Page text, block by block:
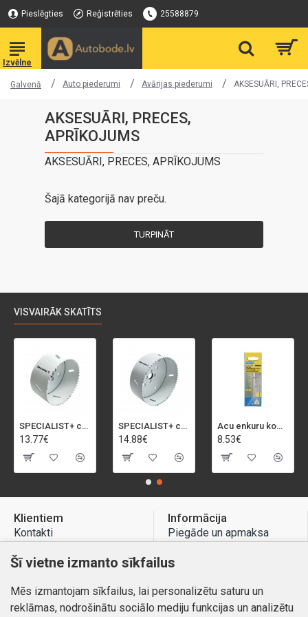
Pieslēgties Reģistrēties 25588879
Galvenā Auto piederumi Avārijas piederumi AKSESUĀRI,
AKSESUĀRI, PRECES,
APRĪKOJUMS
AKSESUĀRI, PRECES, APRĪKOJUMS
Šajā kategorijā nav preču.
TURPINĀT
VISVAIRĀK SKATĪTS
SPECIALIST+ caurumu zāģis BI-METAL, 92 mm
13.77€
SPECIALIST+ caurumu zāģis BI-METAL, 98 mm
14.88€
Acu enkuru komplekts, 3-13 mm, Rapid, 12 gab.
8.53€
Klientiem
Kontakti
Preču atgriešana
Mans profils
Informācija
Piegāde un apmaksa
Atteikuma tiesības
Kontakti
Šī vietne izmanto sīkfailus
Mēs izmantojam sīkfailus, lai personalizētu saturu un
reklāmas, nodrošinātu sociālo mediju funkcijas un analizētu